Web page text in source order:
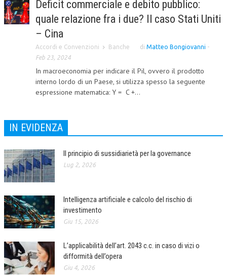
DIRITTO PENALE D’IMPRESA
DIRITTO DEL LAVORO
DIRITTO DELLE IMPRESE IN CRISI
CRIMINOLOGIA E CRIMINALISTICA
FISCO
FISCALITÀ INTERNAZIONALE
TAX RISK MANAGEMENT
CRIMINOLOGIA TRIBUTARIA
CFC E PARADISI FISCALI
TRANSFER PRICING
PRASSI
Deficit commerciale e debito pubblico:
quale relazione fra i due? Il caso Stati Uniti
– Cina
Accordi e Convenzioni Banche di Matteo Bongiovanni -
Feb 23, 2024
In macroeconomia per indicare il Pil, ovvero il prodotto
interno lordo di un Paese, si utilizza spesso la seguente
espressione matematica: Y = C +...
IN EVIDENZA
Il principio di sussidiarietà per la governance
Lug 2, 2026
Intelligenza artificiale e calcolo del rischio di
investimento
Giu 15, 2026
L’applicabilità dell’art. 2043 c.c. in caso di vizi o
difformità dell’opera
Giu 4, 2026